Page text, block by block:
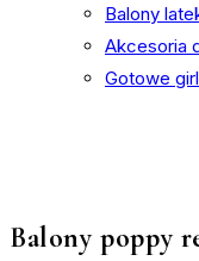
Balony poppy
Balony
Akcesoria
Gotowe